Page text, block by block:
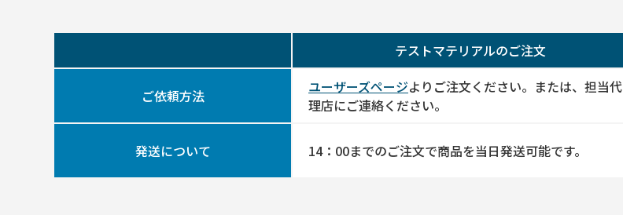
テストマテリアルのご注文
ご依頼方法 ユーザーズページよりご注文ください。または、担当代
理店にご連絡ください。
発送について 14：00までのご注文で商品を当日発送可能です。